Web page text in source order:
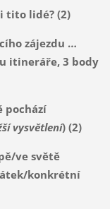
tito lidé? (2)
zájezdu …
itineráře, 3 body
pochází
vysvětlení) (2)
ve světě
konkrétní